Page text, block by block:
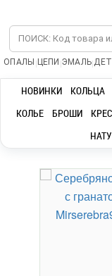
ОПАЛЫ | ЦЕПИ |ЭМАЛЬ|
НОВИНКИ КОЛЬЦА
КОЛЬЕ
БРОШИ